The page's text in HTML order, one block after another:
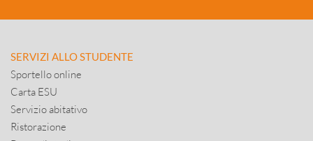
SERVIZI ALLO STUDENTE
Sportello online
Carta ESU
Servizio abitativo
Ristorazione